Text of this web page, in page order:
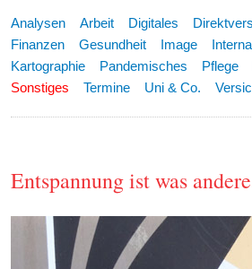
Analysen Arbeit Digitales
Finanzen
Gesundheit Image
Kartographie
Pandemisches Pflege
Sonstiges
Termine Uni & Co.
Entspannung ist was